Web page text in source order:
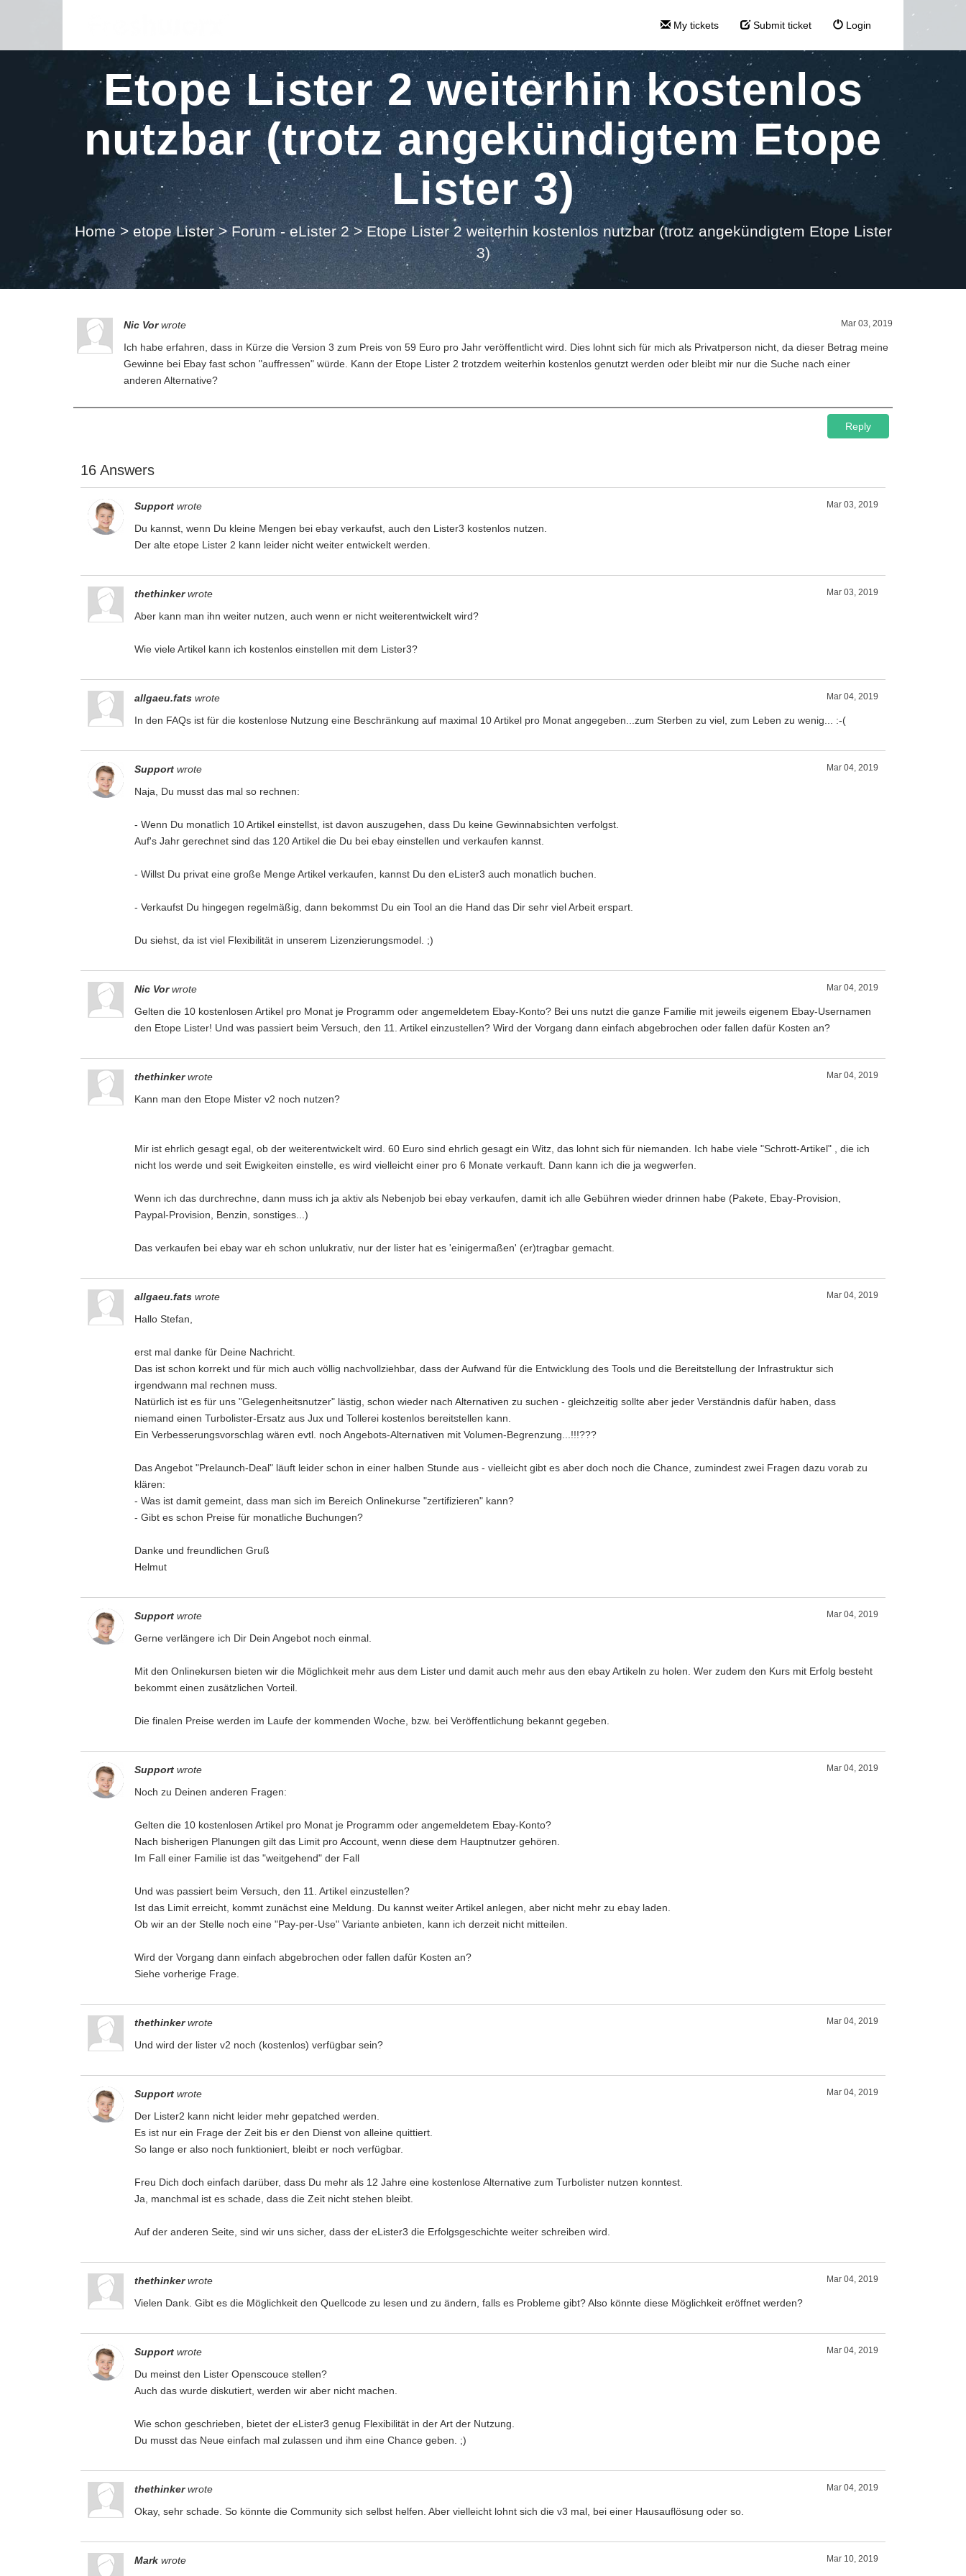
My tickets Submit ticket Login
Etope Lister 2 weiterhin kostenlos
nutzbar (trotz angekündigtem Etope
Lister 3)
Home > etope Lister > Forum - eLister 2 > Etope Lister 2 weiterhin kostenlos nutzbar (trotz angekündigtem Etope Lister
3)
Mar 03, 2019
Nic Vor wrote
Ich habe erfahren, dass in Kürze die Version 3 zum Preis von 59 Euro pro Jahr veröffentlicht wird. Dies lohnt sich für mich als Privatperson nicht, da dieser Betrag meine
Gewinne bei Ebay fast schon "auffressen" würde. Kann der Etope Lister 2 trotzdem weiterhin kostenlos genutzt werden oder bleibt mir nur die Suche nach einer
anderen Alternative?
Reply
16 Answers
Mar 03, 2019
Support wrote
Du kannst, wenn Du kleine Mengen bei ebay verkaufst, auch den Lister3 kostenlos nutzen.
Der alte etope Lister 2 kann leider nicht weiter entwickelt werden.
Mar 03, 2019
thethinker wrote
Aber kann man ihn weiter nutzen, auch wenn er nicht weiterentwickelt wird?
Wie viele Artikel kann ich kostenlos einstellen mit dem Lister3?
Mar 04, 2019
allgaeu.fats wrote
In den FAQs ist für die kostenlose Nutzung eine Beschränkung auf maximal 10 Artikel pro Monat angegeben...zum Sterben zu viel, zum Leben zu wenig... :-(
Mar 04, 2019
Support wrote
Naja, Du musst das mal so rechnen:
- Wenn Du monatlich 10 Artikel einstellst, ist davon auszugehen, dass Du keine Gewinnabsichten verfolgst.
Auf's Jahr gerechnet sind das 120 Artikel die Du bei ebay einstellen und verkaufen kannst.
- Willst Du privat eine große Menge Artikel verkaufen, kannst Du den eLister3 auch monatlich buchen.
- Verkaufst Du hingegen regelmäßig, dann bekommst Du ein Tool an die Hand das Dir sehr viel Arbeit erspart.
Du siehst, da ist viel Flexibilität in unserem Lizenzierungsmodel. ;)
Mar 04, 2019
Nic Vor wrote
Gelten die 10 kostenlosen Artikel pro Monat je Programm oder angemeldetem Ebay-Konto? Bei uns nutzt die ganze Familie mit jeweils eigenem Ebay-Usernamen
den Etope Lister! Und was passiert beim Versuch, den 11. Artikel einzustellen? Wird der Vorgang dann einfach abgebrochen oder fallen dafür Kosten an?
Mar 04, 2019
thethinker wrote
Kann man den Etope Mister v2 noch nutzen?
Mir ist ehrlich gesagt egal, ob der weiterentwickelt wird. 60 Euro sind ehrlich gesagt ein Witz, das lohnt sich für niemanden. Ich habe viele "Schrott-Artikel" , die ich
nicht los werde und seit Ewigkeiten einstelle, es wird vielleicht einer pro 6 Monate verkauft. Dann kann ich die ja wegwerfen.
Wenn ich das durchrechne, dann muss ich ja aktiv als Nebenjob bei ebay verkaufen, damit ich alle Gebühren wieder drinnen habe (Pakete, Ebay-Provision,
Paypal-Provision, Benzin, sonstiges...)
Das verkaufen bei ebay war eh schon unlukrativ, nur der lister hat es 'einigermaßen' (er)tragbar gemacht.
Mar 04, 2019
allgaeu.fats wrote
Hallo Stefan,
erst mal danke für Deine Nachricht.
Das ist schon korrekt und für mich auch völlig nachvollziehbar, dass der Aufwand für die Entwicklung des Tools und die Bereitstellung der Infrastruktur sich
irgendwann mal rechnen muss.
Natürlich ist es für uns "Gelegenheitsnutzer" lästig, schon wieder nach Alternativen zu suchen - gleichzeitig sollte aber jeder Verständnis dafür haben, dass
niemand einen Turbolister-Ersatz aus Jux und Tollerei kostenlos bereitstellen kann.
Ein Verbesserungsvorschlag wären evtl. noch Angebots-Alternativen mit Volumen-Begrenzung...!!!???
Das Angebot "Prelaunch-Deal" läuft leider schon in einer halben Stunde aus - vielleicht gibt es aber doch noch die Chance, zumindest zwei Fragen dazu vorab zu
klären:
- Was ist damit gemeint, dass man sich im Bereich Onlinekurse "zertifizieren" kann?
- Gibt es schon Preise für monatliche Buchungen?
Danke und freundlichen Gruß
Helmut
Mar 04, 2019
Support wrote
Gerne verlängere ich Dir Dein Angebot noch einmal.
Mit den Onlinekursen bieten wir die Möglichkeit mehr aus dem Lister und damit auch mehr aus den ebay Artikeln zu holen. Wer zudem den Kurs mit Erfolg besteht
bekommt einen zusätzlichen Vorteil.
Die finalen Preise werden im Laufe der kommenden Woche, bzw. bei Veröffentlichung bekannt gegeben.
Mar 04, 2019
Support wrote
Noch zu Deinen anderen Fragen:
Gelten die 10 kostenlosen Artikel pro Monat je Programm oder angemeldetem Ebay-Konto?
Nach bisherigen Planungen gilt das Limit pro Account, wenn diese dem Hauptnutzer gehören.
Im Fall einer Familie ist das "weitgehend" der Fall
Und was passiert beim Versuch, den 11. Artikel einzustellen?
Ist das Limit erreicht, kommt zunächst eine Meldung. Du kannst weiter Artikel anlegen, aber nicht mehr zu ebay laden.
Ob wir an der Stelle noch eine "Pay-per-Use" Variante anbieten, kann ich derzeit nicht mitteilen.
Wird der Vorgang dann einfach abgebrochen oder fallen dafür Kosten an?
Siehe vorherige Frage.
Mar 04, 2019
thethinker wrote
Und wird der lister v2 noch (kostenlos) verfügbar sein?
Mar 04, 2019
Support wrote
Der Lister2 kann nicht leider mehr gepatched werden.
Es ist nur ein Frage der Zeit bis er den Dienst von alleine quittiert.
So lange er also noch funktioniert, bleibt er noch verfügbar.
Freu Dich doch einfach darüber, dass Du mehr als 12 Jahre eine kostenlose Alternative zum Turbolister nutzen konntest.
Ja, manchmal ist es schade, dass die Zeit nicht stehen bleibt.
Auf der anderen Seite, sind wir uns sicher, dass der eLister3 die Erfolgsgeschichte weiter schreiben wird.
Mar 04, 2019
thethinker wrote
Vielen Dank. Gibt es die Möglichkeit den Quellcode zu lesen und zu ändern, falls es Probleme gibt? Also könnte diese Möglichkeit eröffnet werden?
Mar 04, 2019
Support wrote
Du meinst den Lister Openscouce stellen?
Auch das wurde diskutiert, werden wir aber nicht machen.
Wie schon geschrieben, bietet der eLister3 genug Flexibilität in der Art der Nutzung.
Du musst das Neue einfach mal zulassen und ihm eine Chance geben. ;)
Mar 04, 2019
thethinker wrote
Okay, sehr schade. So könnte die Community sich selbst helfen. Aber vielleicht lohnt sich die v3 mal, bei einer Hausauflösung oder so.
Mar 10, 2019
Mark wrote